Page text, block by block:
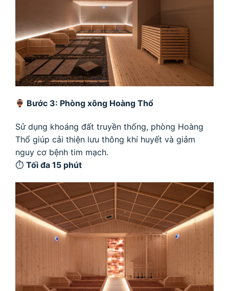
Bước 3: Phòng xông Hoàng Thổ
Sử dụng khoáng đất truyền thống, phòng Hoàng
Thổ giúp cải thiện lưu thông khí huyết và giảm
nguy cơ bệnh tim mạch.
⏱ Tối đa 15 phút